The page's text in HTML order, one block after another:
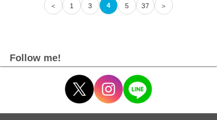
＜ 1 3 4 5 37 ＞
Follow me!